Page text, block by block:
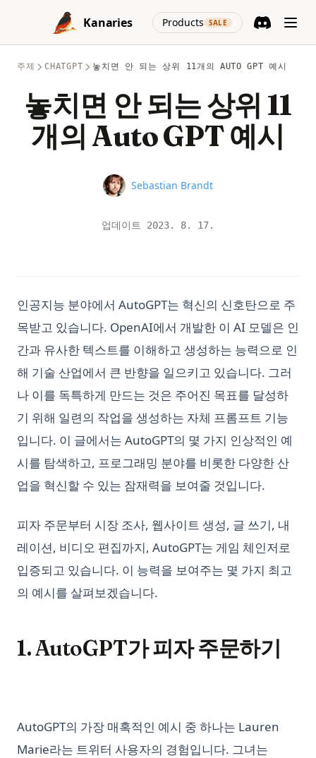
Skip to content
Kanaries
Products SALE
(opens in a
주제 CHATGPT 놓치면 안 되는 상위 11개의 AUTO GPT 예시
놓치면 안 되는 상위 11
개의 Auto GPT 예시
Name
Sebastian Brandt
업데이트 2023. 8. 17.
인공지능 분야에서 AutoGPT는 혁신의 신호탄으로 주
목받고 있습니다. OpenAI에서 개발한 이 AI 모델은 인
간과 유사한 텍스트를 이해하고 생성하는 능력으로 인
해 기술 산업에서 큰 반향을 일으키고 있습니다. 그러
나 이를 독특하게 만드는 것은 주어진 목표를 달성하
기 위해 일련의 작업을 생성하는 자체 프롬프트 기능
입니다. 이 글에서는 AutoGPT의 몇 가지 인상적인 예
시를 탐색하고, 프로그래밍 분야를 비롯한 다양한 산
업을 혁신할 수 있는 잠재력을 보여줄 것입니다.
피자 주문부터 시장 조사, 웹사이트 생성, 글 쓰기, 내
레이션, 비디오 편집까지, AutoGPT는 게임 체인저로
입증되고 있습니다. 이 능력을 보여주는 몇 가지 최고
의 예시를 살펴보겠습니다.
1. AutoGPT가 피자 주문하기
AutoGPT의 가장 매혹적인 예시 중 하나는 Lauren
Marie라는 트위터 사용자의 경험입니다. 그녀는